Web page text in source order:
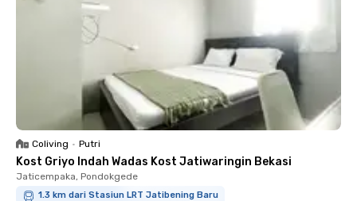
Coliving • Putri
Kost Griyo Indah Wadas Kost Jatiwaringin Bekasi
Jaticempaka, Pondokgede
1.3 km dari Stasiun LRT Jatibening Baru